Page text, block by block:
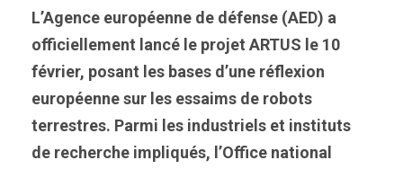
L’Agence européenne de défense (AED) a
officiellement lancé le projet ARTUS le 10
février, posant les bases d’une réflexion
européenne sur les essaims de robots
terrestres. Parmi les industriels et instituts
de recherche impliqués, l’Office national